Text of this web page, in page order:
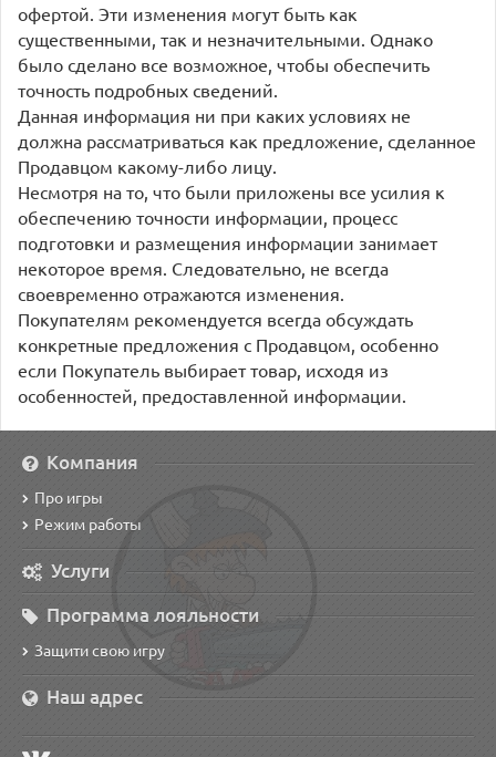
офертой. Эти изменения могут быть как
существенными, так и незначительными. Однако
было сделано все возможное, чтобы обеспечить
точность подробных сведений.
Данная информация ни при каких условиях не
должна рассматриваться как предложение, сделанное
Продавцом какому-либо лицу.
Несмотря на то, что были приложены все усилия к
обеспечению точности информации, процесс
подготовки и размещения информации занимает
некоторое время. Следовательно, не всегда
своевременно отражаются изменения.
Покупателям рекомендуется всегда обсуждать
конкретные предложения с Продавцом, особенно
если Покупатель выбирает товар, исходя из
особенностей, предоставленной информации.
Компания
Про игры
Режим работы
Услуги
Программа лояльности
Защити свою игру
Наш адрес